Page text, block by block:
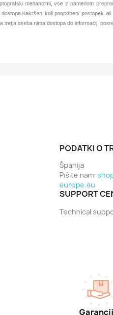
mehanizmi, vse z namenom
koli pogodbeni postopek
oseba nima dostopa do informacij,
PODATKI O
Španija
Pišite nam:
europe.eu
SUPPORT
Technical